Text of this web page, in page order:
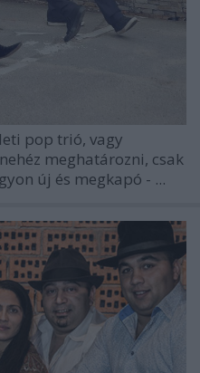
pop trió, vagy
meghatározni, csak
új és megkapó - ...